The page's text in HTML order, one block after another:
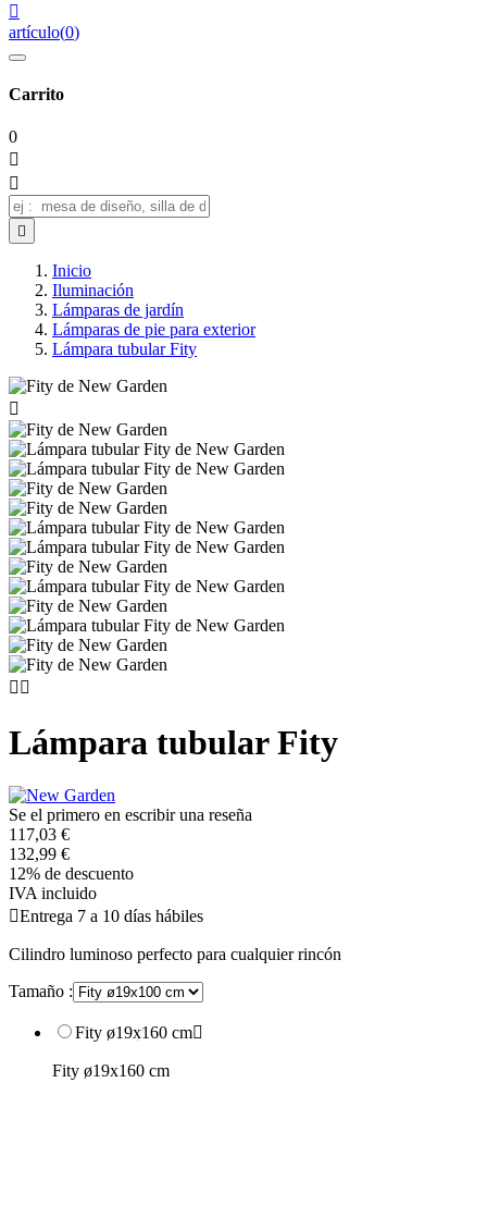

artículo(0)
Carrito
0



Inicio
Iluminación
Lámparas de jardín
Lámparas de pie para exterior
Lámpara tubular Fity

 
Lámpara tubular Fity
Se el primero en escribir una reseña
117,03 €
132,99 €
12% de descuento
IVA incluido
Entrega 7 a 10 días hábiles
Cilindro luminoso perfecto para cualquier rincón
Tamaño :
Fity ø19x160 cm
Fity ø19x160 cm